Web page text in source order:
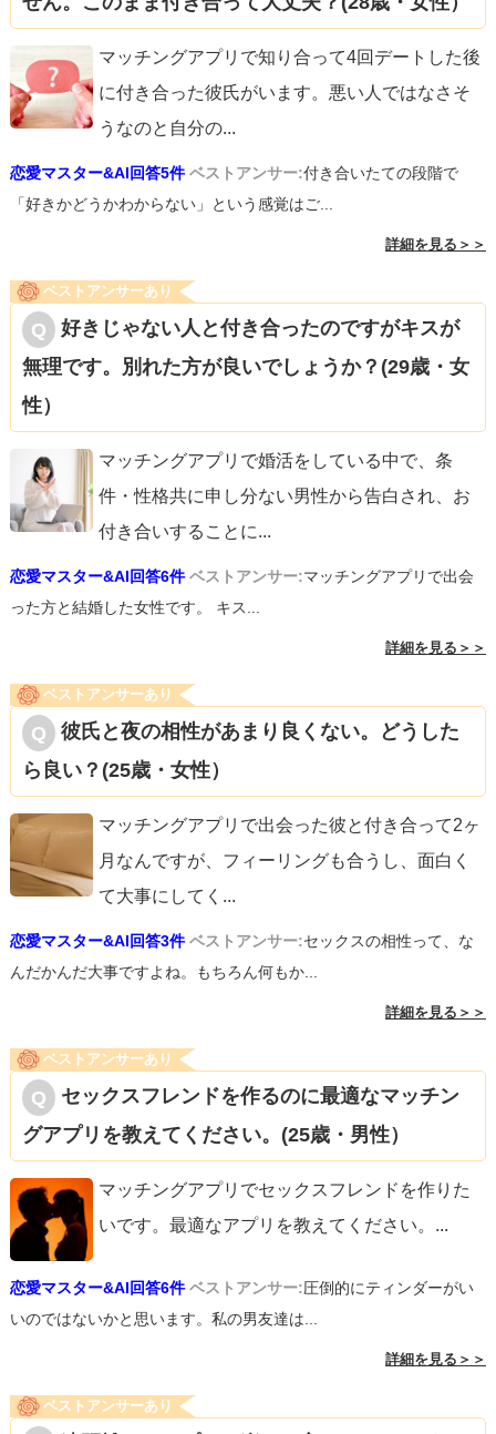
マッチングアプリで知り合って4回デートした後
に付き合った彼氏がいます。悪い人ではなさそ
うなのと自分の...
恋愛マスター&AI回答5件 ベストアンサー:付き合いたての段階で
「好きかどうかわからない」という感覚はご...
詳細を見る＞＞
ベストアンサーあり
好きじゃない人と付き合ったのですがキスが
無理です。別れた方が良いでしょうか？(29歳・女
性）
マッチングアプリで婚活をしている中で、条
件・性格共に申し分ない男性から告白され、お
付き合いすることに...
恋愛マスター&AI回答6件 ベストアンサー:マッチングアプリで出会
った方と結婚した女性です。 キス...
詳細を見る＞＞
ベストアンサーあり
彼氏と夜の相性があまり良くない。どうした
ら良い？(25歳・女性）
マッチングアプリで出会った彼と付き合って2ヶ
月なんですが、フィーリングも合うし、面白く
て大事にしてく ...
恋愛マスター&AI回答3件 ベストアンサー:セックスの相性って、な
んだかんだ大事ですよね。もちろん何もか...
詳細を見る＞＞
ベストアンサーあり
セックスフレンドを作るのに最適なマッチン
グアプリを教えてください。(25歳・男性）
マッチングアプリでセックスフレンドを作りた
いです。最適なアプリを教えてください。 ...
恋愛マスター&AI回答6件 ベストアンサー:圧倒的にティンダーがい
いのではないかと思います。私の男友達は...
詳細を見る＞＞
ベストアンサーあり